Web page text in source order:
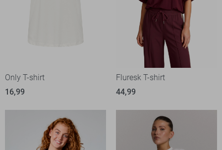
Only T-shirt
16,99
Fluresk T-shirt
44,99